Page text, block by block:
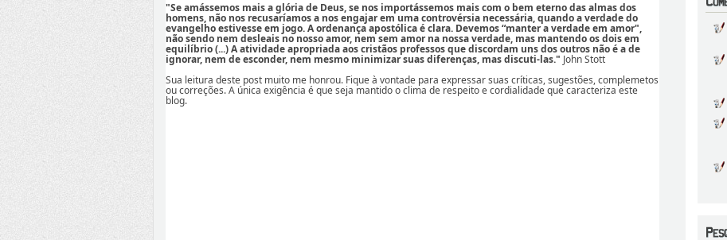
"Se amássemos mais a glória de Deus, se nos importássemos mais com o bem eterno das almas dos
homens, não nos recusaríamos a nos engajar em uma controvérsia necessária, quando a verdade do
evangelho estivesse em jogo. A ordenança apostólica é clara. Devemos “manter a verdade em amor",
não sendo nem desleais no nosso amor, nem sem amor na nossa verdade, mas mantendo os dois em
equilíbrio (...) A atividade apropriada aos cristãos professos que discordam uns dos outros não é a de
ignorar, nem de esconder, nem mesmo minimizar suas diferenças, mas discuti-las." John Stott
Sua leitura deste post muito me honrou. Fique à vontade para expressar suas críticas, sugestões, complemetos
ou correções. A única exigência é que seja mantido o clima de respeito e cordialidade que caracteriza este
blog.